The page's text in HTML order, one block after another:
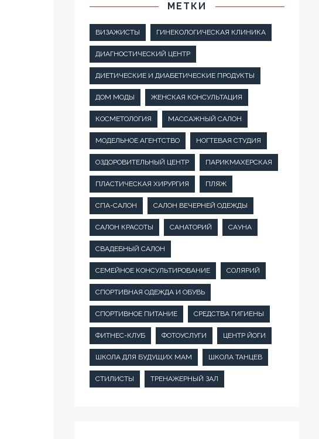
МЕТКИ
ВИЗАЖИСТЫ ГИНЕКОЛОГИЧЕСКАЯ КЛИНИКА
ДИАГНОСТИЧЕСКИЙ ЦЕНТР
ДИЕТИЧЕСКИЕ И ДИАБЕТИЧЕСКИЕ ПРОДУКТЫ
ДОМ МОДЫ ЖЕНСКАЯ КОНСУЛЬТАЦИЯ
КОСМЕТОЛОГИЯ МАССАЖНЫЙ САЛОН
МОДЕЛЬНОЕ АГЕНТСТВО НОГТЕВАЯ СТУДИЯ
ОЗДОРОВИТЕЛЬНЫЙ ЦЕНТР ПАРИКМАХЕРСКАЯ
ПЛАСТИЧЕСКАЯ ХИРУРГИЯ ПЛЯЖ
СПА-САЛОН САЛОН ВЕЧЕРНЕЙ ОДЕЖДЫ
САЛОН КРАСОТЫ САНАТОРИЙ САУНА
СВАДЕБНЫЙ САЛОН
СЕМЕЙНОЕ КОНСУЛЬТИРОВАНИЕ СОЛЯРИЙ
СПОРТИВНАЯ ОДЕЖДА И ОБУВЬ
СПОРТИВНОЕ ПИТАНИЕ СРЕДСТВА ГИГИЕНЫ
ФИТНЕС-КЛУБ ФОТОУСЛУГИ ЦЕНТР ЙОГИ
ШКОЛА ДЛЯ БУДУЩИХ МАМ ШКОЛА ТАНЦЕВ
СТИЛИСТЫ ТРЕНАЖЕРНЫЙ ЗАЛ